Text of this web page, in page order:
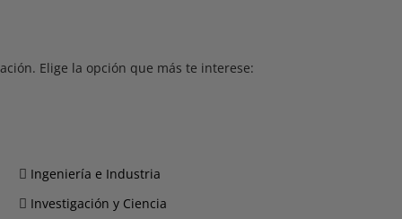
Elige la opción que más te interese:
Ingeniería e Industria
Investigación y Ciencia